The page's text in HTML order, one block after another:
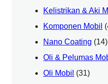
Kelistrikan & Aki
Komponen Mobil
Nano Coating (14)
Oli & Pelumas
Oli Mobil (31)